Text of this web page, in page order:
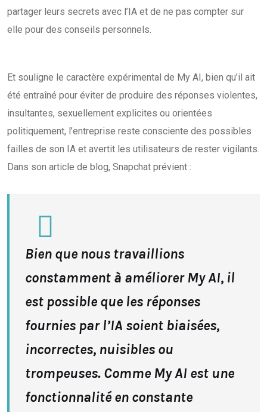
partager leurs secrets avec l’IA et de ne pas compter sur
elle pour des conseils personnels.
Et souligne le caractère expérimental de My AI, bien qu’il ait
été entraîné pour éviter de produire des réponses violentes,
insultantes, sexuellement explicites ou orientées
politiquement, l’entreprise reste consciente des possibles
failles de son IA et avertit les utilisateurs de rester vigilants.
Dans son article de blog, Snapchat prévient :
Bien que nous travaillions
constamment à améliorer My AI, il
est possible que les réponses
fournies par l’IA soient biaisées,
incorrectes, nuisibles ou
trompeuses. Comme My AI est une
fonctionnalité en constante